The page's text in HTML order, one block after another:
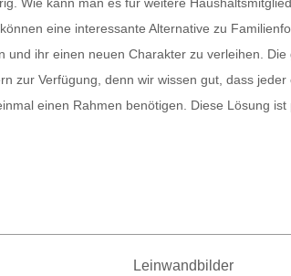
können eine interessante Alternative zu
ihr einen neuen Charakter zu verleihen.
zur Verfügung, denn wir wissen gut, dass jeder
einen Rahmen benötigen. Diese Lösung ist
Leinwandbilder